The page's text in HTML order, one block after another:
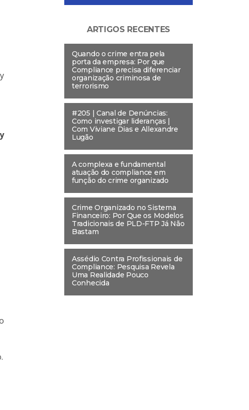
ARTIGOS RECENTES
Quando o crime entra pela
porta da empresa: Por que
Compliance precisa diferenciar
organização criminosa de
terrorismo
#205 | Canal de Denúncias:
Como investigar lideranças |
Com Viviane Dias e Allexandre
Lugão
A complexa e fundamental
atuação do compliance em
função do crime organizado
Crime Organizado no Sistema
Financeiro: Por Que os Modelos
Tradicionais de PLD-FTP Já Não
Bastam
Assédio Contra Profissionais de
Compliance: Pesquisa Revela
Uma Realidade Pouco
Conhecida